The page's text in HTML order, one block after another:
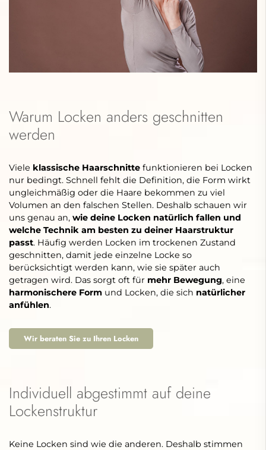
Warum Locken anders geschnitten
werden
Viele klassische Haarschnitte funktionieren bei Locken
nur bedingt. Schnell fehlt die Definition, die Form wirkt
ungleichmäßig oder die Haare bekommen zu viel
Volumen an den falschen Stellen. Deshalb schauen wir
uns genau an, wie deine Locken natürlich fallen und
welche Technik am besten zu deiner Haarstruktur
passt. Häufig werden Locken im trockenen Zustand
geschnitten, damit jede einzelne Locke so
berücksichtigt werden kann, wie sie später auch
getragen wird. Das sorgt oft für mehr Bewegung, eine
harmonischere Form und Locken, die sich natürlicher
anfühlen.
Wir beraten Sie zu Ihren Locken
Individuell abgestimmt auf deine
Lockenstruktur
Keine Locken sind wie die anderen. Deshalb stimmen